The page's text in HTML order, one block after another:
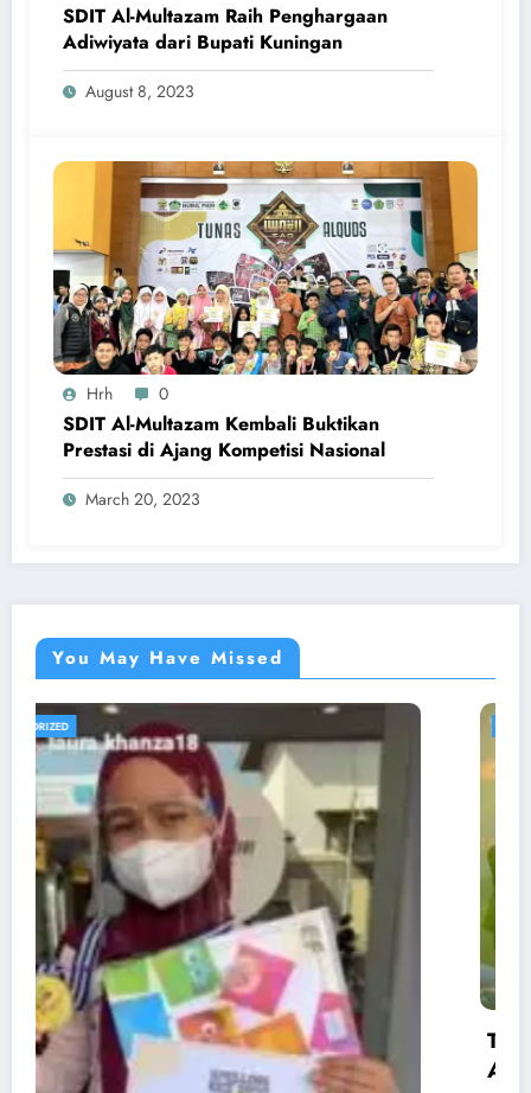
SDIT Al-Multazam Raih Penghargaan
Adiwiyata dari Bupati Kuningan
August 8, 2023
Hrh 0
SDIT Al-Multazam Kembali Buktikan
Prestasi di Ajang Kompetisi Nasional
March 20, 2023
You May Have Missed
UNCATEGORIZED
Tim Nasyid Guru Ikhwan dan Qasidah Guru
Akhwat Meriahkan Acara EXPO 5 Al-